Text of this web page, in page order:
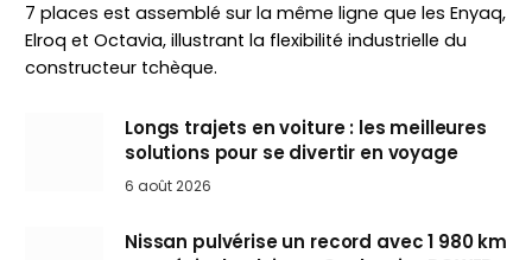
7 places est assemblé sur la même ligne que les Enyaq,
Elroq et Octavia, illustrant la flexibilité industrielle du
constructeur tchèque.
Longs trajets en voiture : les meilleures
solutions pour se divertir en voyage
6 août 2026
Nissan pulvérise un record avec 1 980 km